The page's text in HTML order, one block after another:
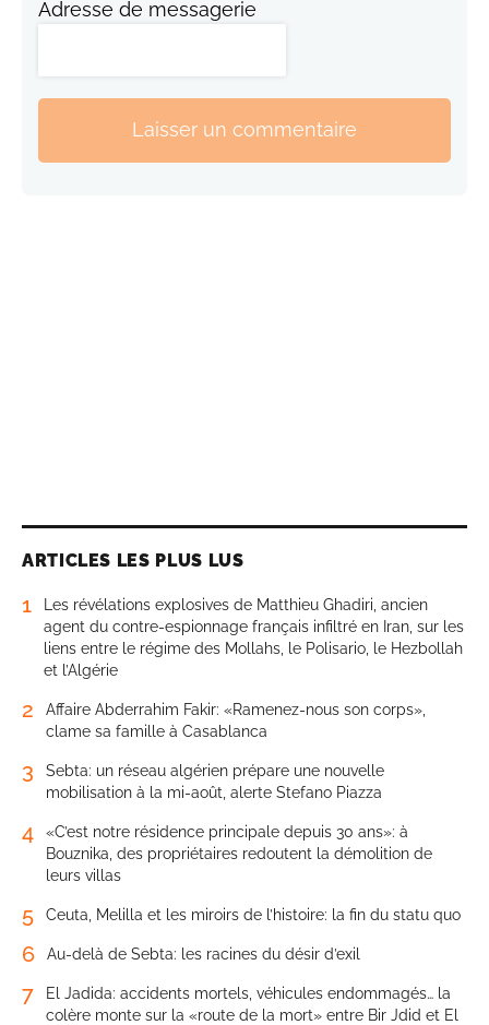
Adresse de messagerie
Laisser un commentaire
ARTICLES LES PLUS LUS
1
Les révélations explosives de Matthieu Ghadiri, ancien
agent du contre-espionnage français infiltré en Iran, sur les
liens entre le régime des Mollahs, le Polisario, le Hezbollah
et l’Algérie
2
Affaire Abderrahim Fakir: «Ramenez-nous son corps»,
clame sa famille à Casablanca
3
Sebta: un réseau algérien prépare une nouvelle
mobilisation à la mi-août, alerte Stefano Piazza
4
«C’est notre résidence principale depuis 30 ans»: à
Bouznika, des propriétaires redoutent la démolition de
leurs villas
5 Ceuta, Melilla et les miroirs de l’histoire: la fin du statu quo
6 Au-delà de Sebta: les racines du désir d’exil
7
El Jadida: accidents mortels, véhicules endommagés… la
colère monte sur la «route de la mort» entre Bir Jdid et El